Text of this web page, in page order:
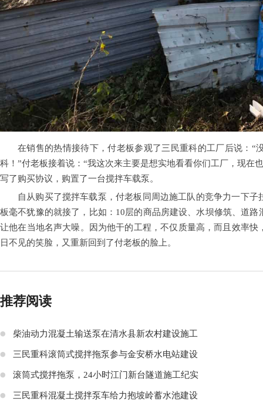
在销售的热情接待下，付老板参观了三民重科的工厂后说：
科！”付老板接着说：“我这次来主要是想实地看看你们工厂，现在
写了购买协议，购置了一台搅拌车载泵。
自从购买了搅拌车载泵，付老板同周边施工队的竞争力一下
板毫不犹豫的就接了，比如：10层的商品房建设、水坝修筑、道
让他在当地名声大噪。因为他干的工程，不仅质量高，而且效率
日不见的笑脸，又重新回到了付老板的脸上。
推荐阅读
柴油动力混凝土输送泵在清水县新农村建设施工
三民重科滚筒式搅拌拖泵参与金安桥水电站建设
滚筒式搅拌拖泵，24小时江门新台隧道施工纪实
三民重科混凝土搅拌泵车给力抱坡岭蓄水池建设